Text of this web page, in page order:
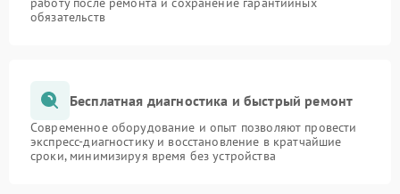
обязательств
Бесплатная диагностика и быстрый ремонт
Современное оборудование и опыт позволяют провести
экспресс-диагностику и восстановление в кратчайшие
сроки, минимизируя время без устройства